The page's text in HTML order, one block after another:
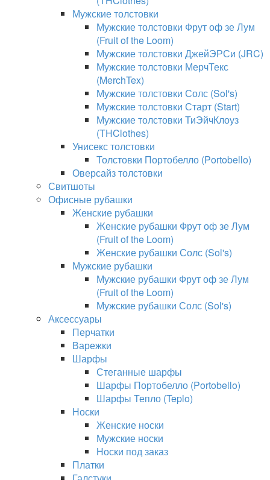
Мужские толстовки
Мужские толстовки Фрут оф зе Лум
(Fruit of the Loom)
Мужские толстовки ДжейЭРСи (JRC)
Мужские толстовки МерчТекс
(MerchTex)
Мужские толстовки Солс (Sol's)
Мужские толстовки Старт (Start)
Мужские толстовки ТиЭйчКлоуз
(THClothes)
Унисекс толстовки
Толстовки Портобелло (Portobello)
Оверсайз толстовки
Свитшоты
Офисные рубашки
Женские рубашки
Женские рубашки Фрут оф зе Лум
(Fruit of the Loom)
Женские рубашки Солс (Sol's)
Мужские рубашки
Мужские рубашки Фрут оф зе Лум
(Fruit of the Loom)
Мужские рубашки Солс (Sol's)
Аксессуары
Перчатки
Варежки
Шарфы
Стеганные шарфы
Шарфы Портобелло (Portobello)
Шарфы Тепло (Teplo)
Носки
Женские носки
Мужские носки
Носки под заказ
Платки